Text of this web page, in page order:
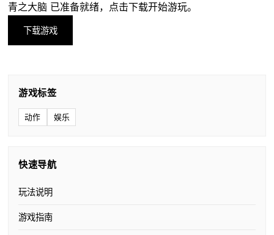
青之大脑 已准备就绪，点击下载开始游玩。
下载游戏
游戏标签
动作 娱乐
快速导航
玩法说明
游戏指南